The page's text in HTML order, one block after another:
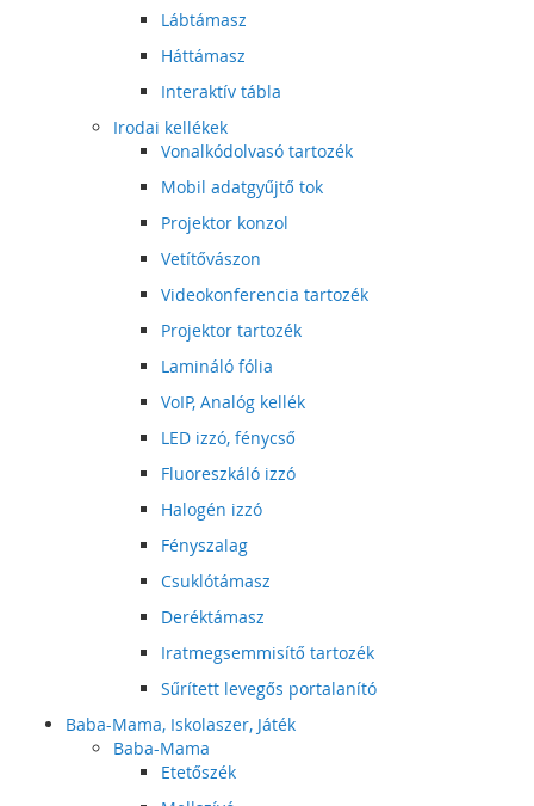
Lábtámasz
Háttámasz
Interaktív tábla
Irodai kellékek
Vonalkódolvasó tartozék
Mobil adatgyűjtő tok
Projektor konzol
Vetítővászon
Videokonferencia tartozék
Projektor tartozék
Lamináló fólia
VoIP, Analóg kellék
LED izzó, fénycső
Fluoreszkáló izzó
Halogén izzó
Fényszalag
Csuklótámasz
Deréktámasz
Iratmegsemmisítő tartozék
Sűrített levegős portalanító
Baba-Mama, Iskolaszer, Játék
Baba-Mama
Etetőszék